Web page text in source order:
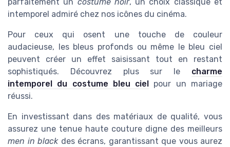
parfaitement un costume noir, un choix classique et
intemporel admiré chez nos icônes du cinéma.
Pour ceux qui osent une touche de couleur
audacieuse, les bleus profonds ou même le bleu ciel
peuvent créer un effet saisissant tout en restant
sophistiqués. Découvrez plus sur le charme
intemporel du costume bleu ciel
pour un mariage
réussi.
En investissant dans des matériaux de qualité, vous
assurez une tenue haute couture digne des meilleurs
men in blackdes écrans, garantissant que vous aurez